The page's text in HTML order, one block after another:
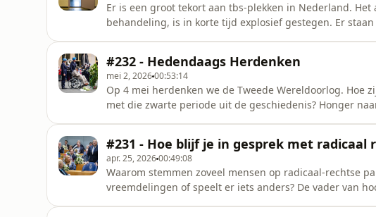
Er is een groot tekort aan tbs-plekken in Nederland.
behandeling, is in korte tijd explosief gestegen. Er
voor henzelf én voor de
#232 - Hedendaags Herdenken
mei 2, 202600:53:14
Op 4 mei herdenken we de Tweede Wereldoorlog. Hoe
met die zwarte periode uit de geschiedenis? Honger naar informatie is er zeker – oorlogsmusea en
daar? En is in deze verha
#231 - Hoe blijf je in gesprek met radicaal
apr. 25, 202600:49:08
Waarom stemmen zoveel mensen op radicaal-rechtse
vreemdelingen of speelt er iets anders? De vader van hoogleraar politicologie Catherine de Vries